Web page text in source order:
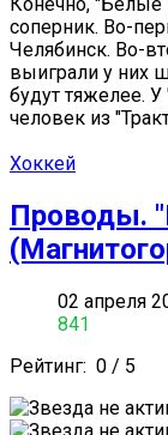
Конечно,
соперник. Во-
Челябинск. Во-
выиграли у них
будут тяжелее.
человек из
Хоккей
Проводы.
02 апреля
841
Рейтинг: 0 / 5